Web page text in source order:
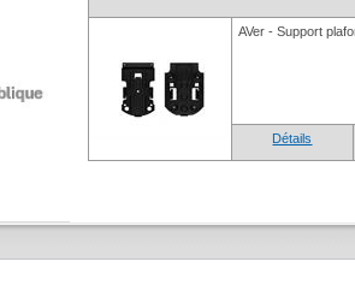
AVer - Support
Détails